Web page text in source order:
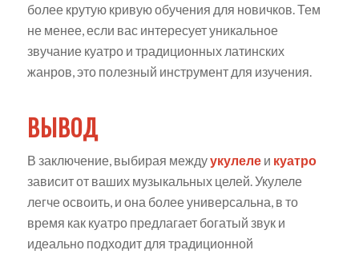
более крутую кривую обучения для новичков. Тем
не менее, если вас интересует уникальное
звучание куатро и традиционных латинских
жанров, это полезный инструмент для изучения.
ВЫВОД
В заключение, выбирая междуукулелеи куатро
зависит от ваших музыкальных целей. Укулеле
легче освоить, и она более универсальна, в то
время как куатро предлагает богатый звук и
идеально подходит для традиционной